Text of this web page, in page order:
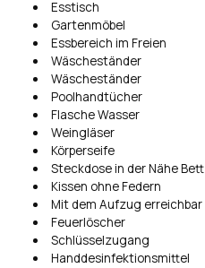
Esstisch
Gartenmöbel
Essbereich im Freien
Wäscheständer
Wäscheständer
Poolhandtücher
Flasche Wasser
Weingläser
Körperseife
Steckdose in der Nähe Bett
Kissen ohne Federn
Mit dem Aufzug erreichbar
Feuerlöscher
Schlüsselzugang
Handdesinfektionsmittel